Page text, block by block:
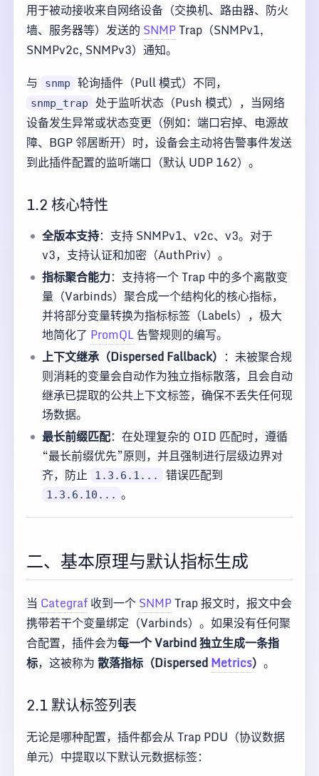
用于被动接收来自网络设备（交换机、路由器、防火
墙、服务器等）发送的 SNMPTrap（SNMPv1,
SNMPv2c, SNMPv3）通知。
与
snmp 轮询插件（Pull 模式）不同，
snmp_trap
处于监听状态（Push 模式），当网络
设备发生异常或状态变更（例如：端口宕掉、电源故
障、BGP 邻居断开）时，设备会主动将告警事件发送
到此插件配置的监听端口（默认 UDP 162）。
1.2 核心特性
全版本支持：支持 SNMPv1、v2c、v3。对于
v3，支持认证和加密（AuthPriv）。
指标聚合能力：支持将一个 Trap 中的多个离散变
量（Varbinds）聚合成一个结构化的核心指标，
并将部分变量转换为指标标签（Labels），极大
地简化了 PromQL告警规则的编写。
上下文继承（Dispersed Fallback） ：未被聚合规
则消耗的变量会自动作为独立指标散落，且会自动
继承已提取的公共上下文标签，确保不丢失任何现
场数据。
最长前缀匹配：在处理复杂的 OID 匹配时，遵循
“最长前缀优先”原则，并且强制进行层级边界对
齐，防止
1.3.6.1... 错误匹配到
1.3.6.10... 。
二、基本原理与默认指标生成
当 Categraf收到一个SNMPTrap 报文时，报文中会
携带若干个变量绑定（Varbinds）。如果没有任何聚
合配置，插件会为每一个 Varbind 独立生成一条指
标，这被称为散落指标（DispersedMetrics） 。
2.1 默认标签列表
无论是哪种配置，插件都会从 Trap PDU（协议数据
单元）中提取以下默认元数据标签：